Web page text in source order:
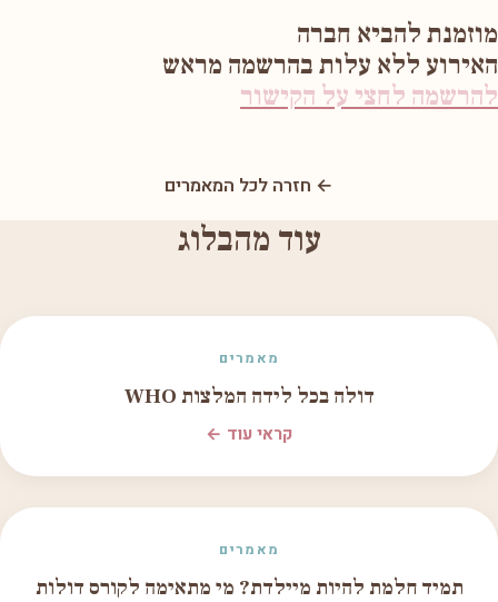
מוזמנת להביא חברה
האירוע ללא עלות בהרשמה מראש
להרשמה לחצי על הקישור
← חזרה לכל המאמרים
עוד מהבלוג
מאמרים
דולה בכל לידה המלצות WHO
קראי עוד ←
מאמרים
תמיד חלמת להיות מיילדת? מי מתאימה לקורס דולות